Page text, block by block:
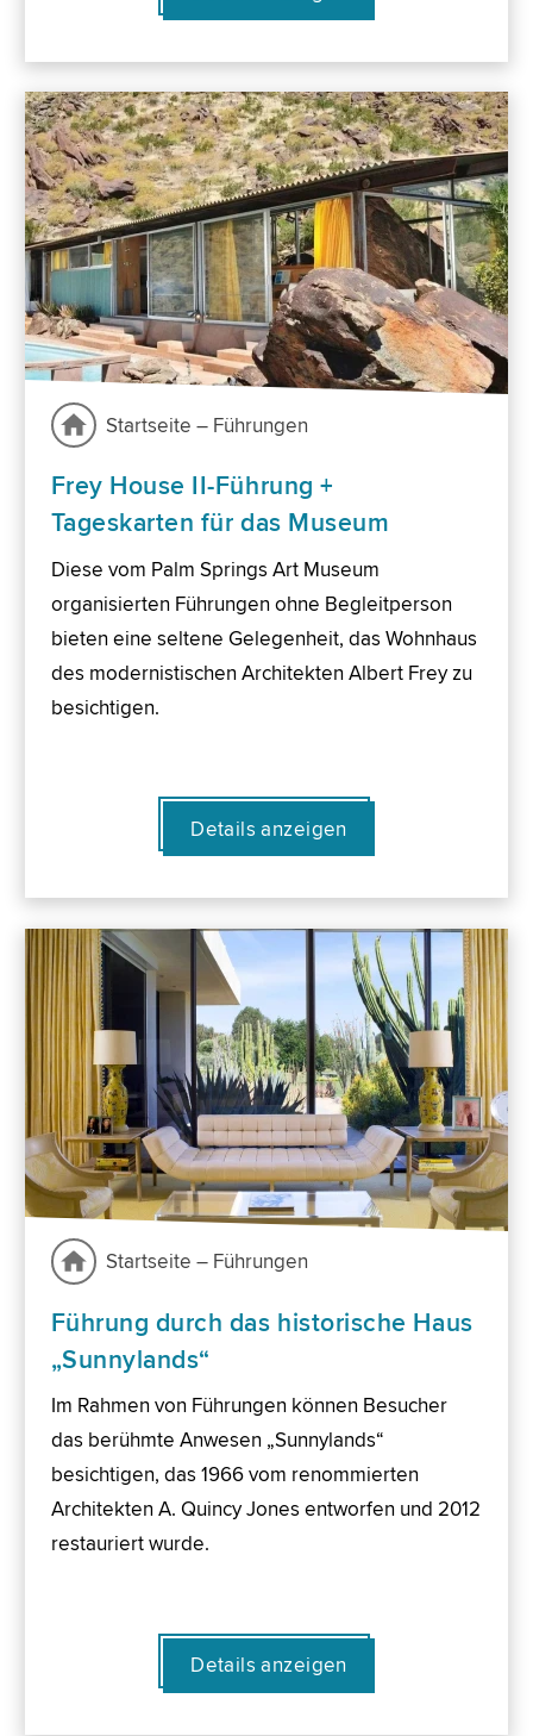
Startseite – Führungen
Frey House II-Führung +
Tageskarten für das Museum
Diese vom Palm Springs Art Museum
organisierten Führungen ohne Begleitperson
bieten eine seltene Gelegenheit, das Wohnhaus
des modernistischen Architekten Albert Frey zu
besichtigen.
Details anzeigen
Startseite – Führungen
Führung durch das historische Haus
„Sunnylands“
Im Rahmen von Führungen können Besucher
das berühmte Anwesen „Sunnylands“
besichtigen, das 1966 vom renommierten
Architekten A. Quincy Jones entworfen und 2012
restauriert wurde.
Details anzeigen